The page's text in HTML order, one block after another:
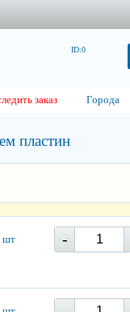
ID:0
заказ Города
пластин
шт -